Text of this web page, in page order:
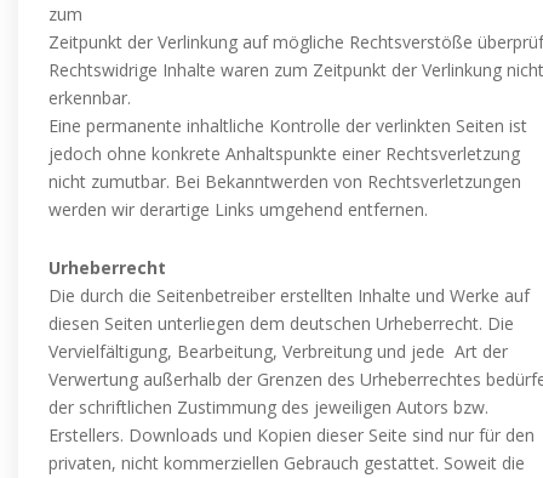
zum
Zeitpunkt der Verlinkung auf mögliche Rechtsverstöße
Rechtswidrige Inhalte waren zum Zeitpunkt der Verlinkung nicht
erkennbar.
Eine permanente inhaltliche Kontrolle der verlinkten Seiten ist
jedoch ohne konkrete Anhaltspunkte einer Rechtsverletzung
nicht zumutbar. Bei Bekanntwerden von Rechtsverletzungen
werden wir derartige Links umgehend entfernen.
Urheberrecht
Die durch die Seitenbetreiber erstellten Inhalte und Werke auf
diesen Seiten unterliegen dem deutschen Urheberrecht. Die
Vervielfältigung, Bearbeitung, Verbreitung und jede Art der
Verwertung außerhalb der Grenzen des Urheberrechtes
der schriftlichen Zustimmung des jeweiligen Autors bzw.
Erstellers. Downloads und Kopien dieser Seite sind nur für den
privaten, nicht kommerziellen Gebrauch gestattet. Soweit die